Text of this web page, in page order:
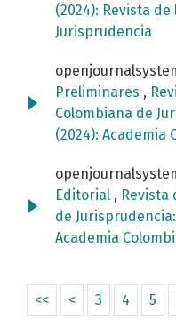
(2024): Revista
Jurisprudencia
Preliminares ,
Colombiana de
(2024): Academia
Editorial , Revista
de
Academia
<< < 3 4 5